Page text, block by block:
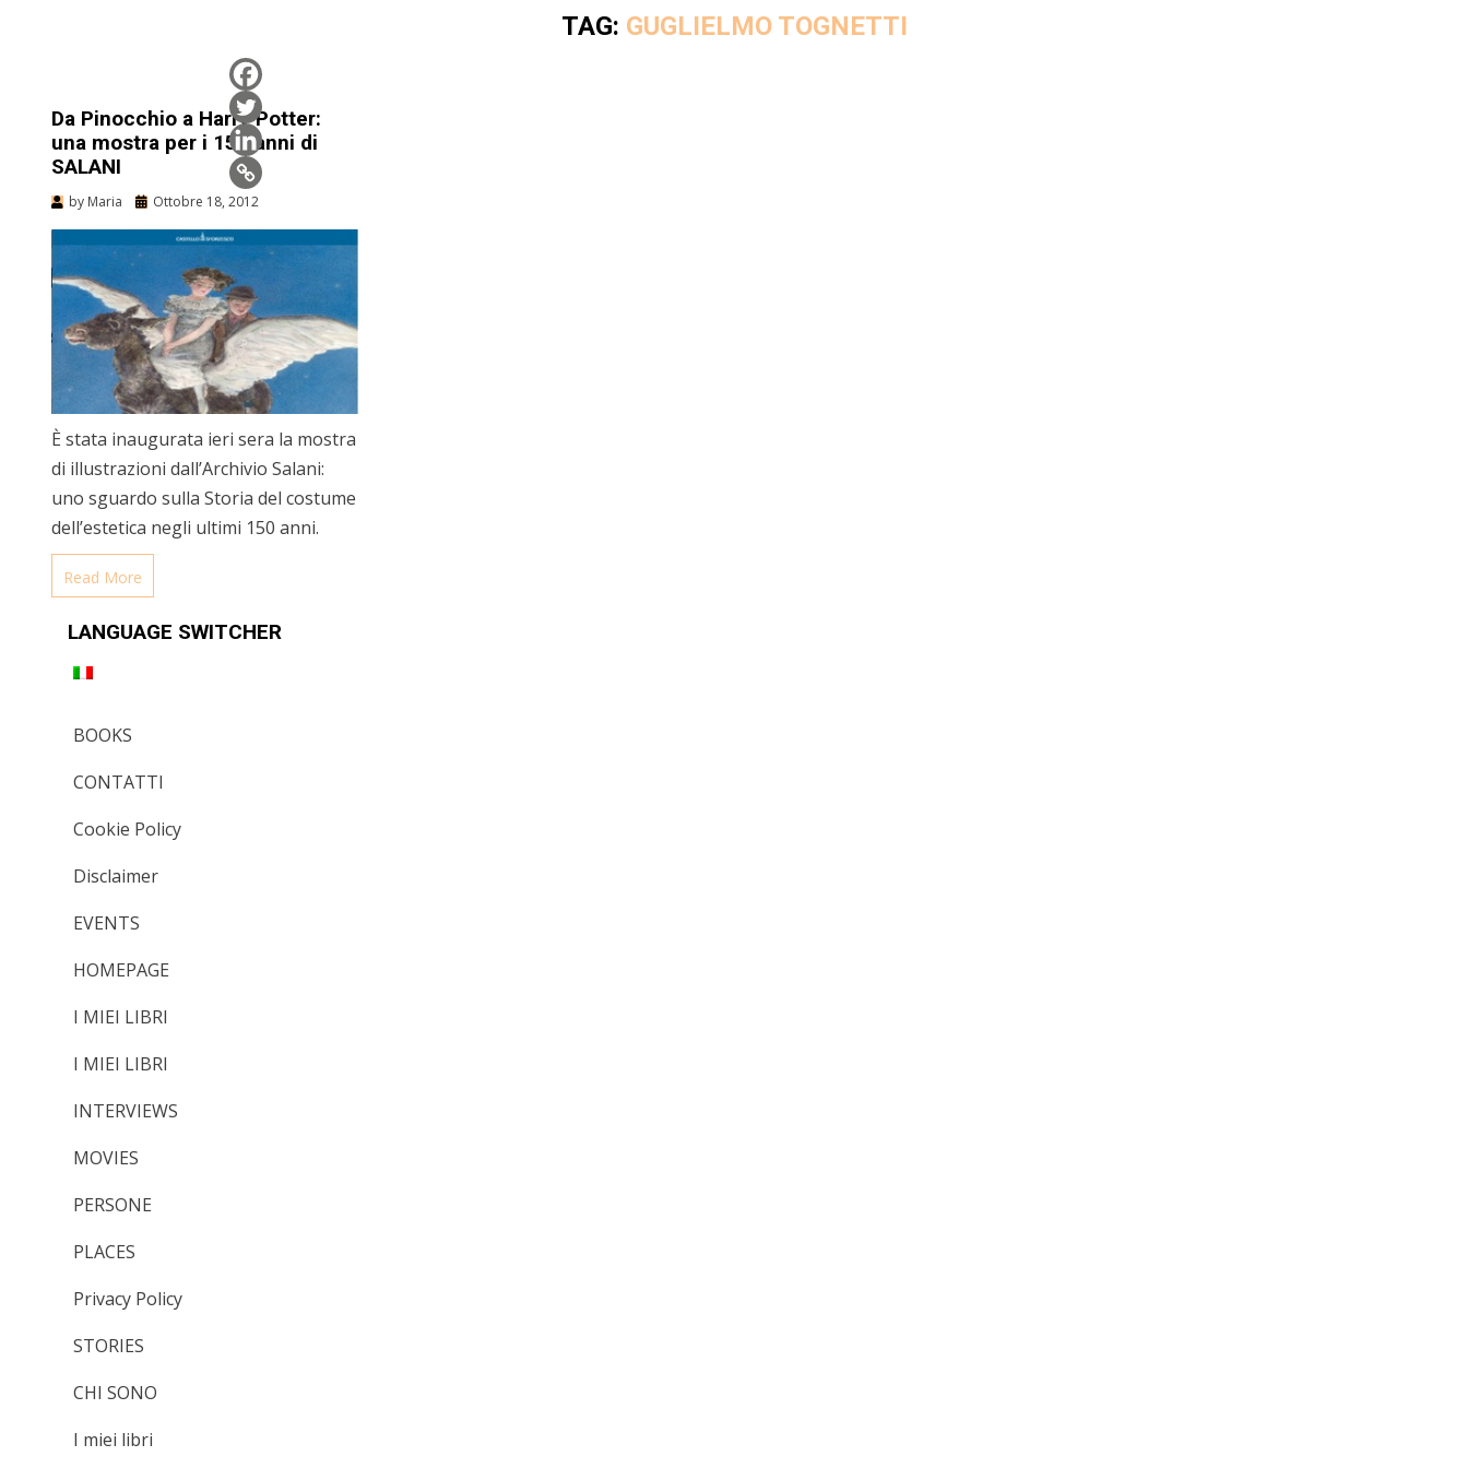
TAG: GUGLIELMO TOGNETTI
Da Pinocchio a Harry Potter:
una mostra per i 150 anni di
SALANI
by Maria Ottobre 18, 2012
È stata inaugurata ieri sera la mostra
di illustrazioni dall’Archivio Salani:
uno sguardo sulla Storia del costume
dell’estetica negli ultimi 150 anni.
Read More
LANGUAGE SWITCHER
BOOKS
CONTATTI
Cookie Policy
Disclaimer
EVENTS
HOMEPAGE
I MIEI LIBRI
I MIEI LIBRI
INTERVIEWS
MOVIES
PERSONE
PLACES
Privacy Policy
STORIES
CHI SONO
I miei libri